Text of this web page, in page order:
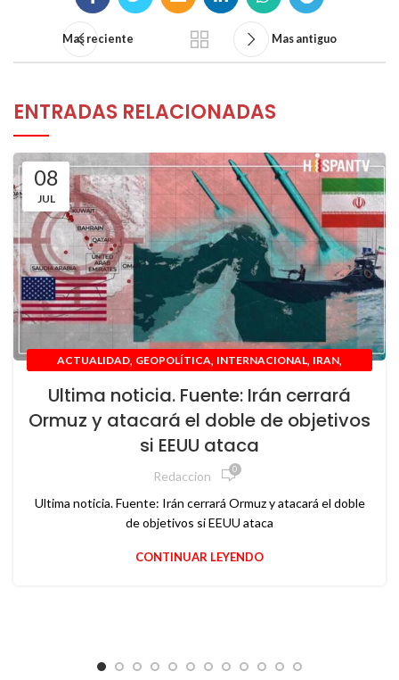
Mas reciente Mas antiguo
ENTRADAS RELACIONADAS
08
JUL
ACTUALIDAD, GEOPOLÍTICA, INTERNACIONAL, IRAN,
Ultima noticia. Fuente: Irán cerrará
Ormuz y atacará el doble de objetivos
si EEUU ataca
Redaccion 0
Ultima noticia. Fuente: Irán cerrará Ormuz y atacará el doble
de objetivos si EEUU ataca
CONTINUAR LEYENDO